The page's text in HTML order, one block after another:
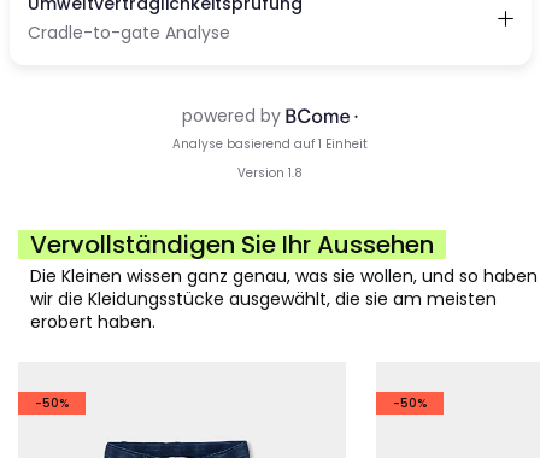
Vervollständigen Sie Ihr Aussehen
Die Kleinen wissen ganz genau, was sie wollen, und so haben
wir die Kleidungsstücke ausgewählt, die sie am meisten
erobert haben.
-50% -50%